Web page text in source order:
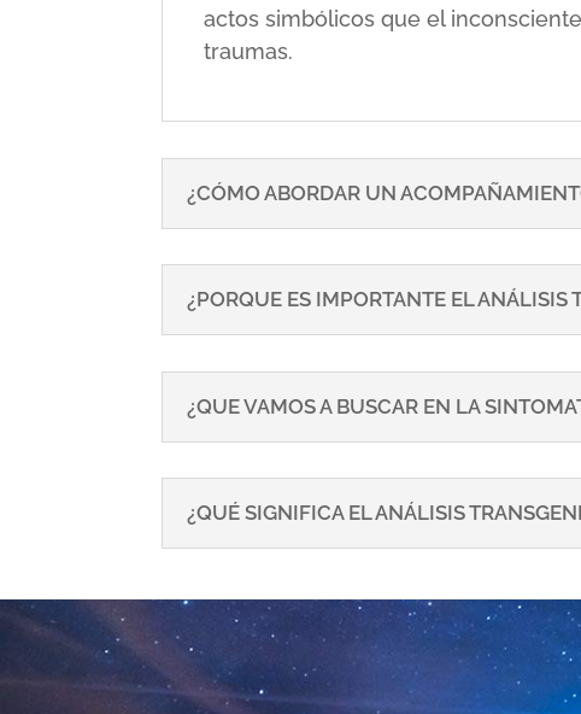
actos simbólicos que el
traumas.
¿CÓMO ABORDAR UN
¿PORQUE ES IMPORTANTE EL ANÁLISIS
¿QUE VAMOS A BUSCAR EN LA
¿QUÉ SIGNIFICA EL ANÁLISIS